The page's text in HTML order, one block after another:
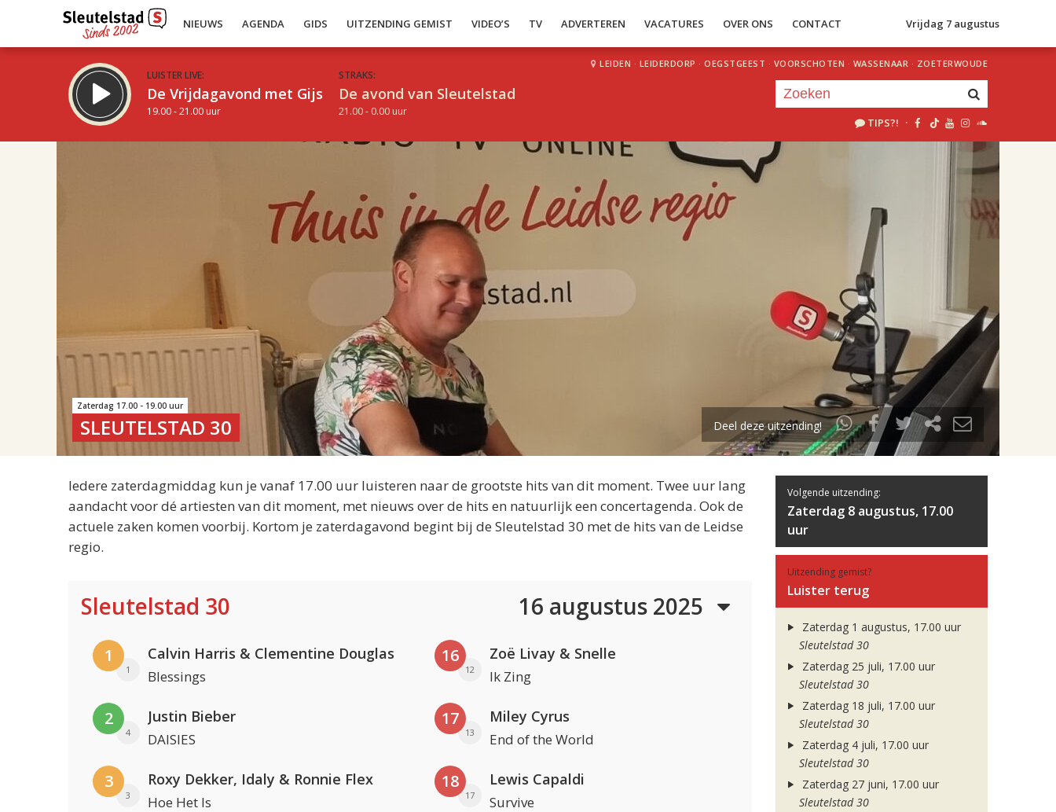
NIEUWS AGENDA GIDS UITZENDING GEMIST VIDEO’S TV ADVERTEREN VACATURES OVER ONS CONTACT Vrijdag 7 augustus
LUISTER LIVE:
De Vrijdagavond met Gijs
19.00 - 21.00 uur
STRAKS:
De avond van Sleutelstad
21.00 - 0.00 uur
LEIDEN · LEIDERDORP · OEGSTGEEST · VOORSCHOTEN · WASSENAAR · ZOETERWOUDE
TIPS?! ·
uur 1 van 2
Volgend uur
Zaterdag 17.00 - 19.00 uur
SLEUTELSTAD 30 Deel deze uitzending!
Iedere zaterdagmiddag kun je vanaf 17.00 uur luisteren naar de grootste hits van dit moment. Twee uur lang
aandacht voor dé artiesten van dit moment, met nieuws over de hits en natuurlijk een concertagenda. Ook de
actuele zaken komen voorbij. Kortom je zaterdagavond begint bij de Sleutelstad 30 met de hits van de Leidse
regio.
Sleutelstad 30 16 augustus 2025
1
1
Calvin Harris & Clementine Douglas
Blessings
2
4
Justin Bieber
DAISIES
3
3
Roxy Dekker, Idaly & Ronnie Flex
Hoe Het Is
16
12
Zoë Livay & Snelle
Ik Zing
17
13
Miley Cyrus
End of the World
18
17
Lewis Capaldi
Survive
Volgende uitzending:
Zaterdag 8 augustus, 17.00
uur
Uitzending gemist?
Luister terug
Zaterdag 1 augustus, 17.00 uur
Sleutelstad 30
Zaterdag 25 juli, 17.00 uur
Sleutelstad 30
Zaterdag 18 juli, 17.00 uur
Sleutelstad 30
Zaterdag 4 juli, 17.00 uur
Sleutelstad 30
Zaterdag 27 juni, 17.00 uur
Sleutelstad 30